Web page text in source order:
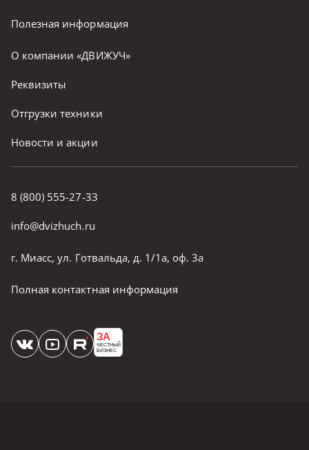
8 (800) 555-27-33
info@dvizhuch.ru
г. Миасс, ул. Готвальда, д. 1/1а, оф. 3а
Полная контактная информация
ЗА
ЧЕСТНЫЙ
БИЗНЕС
Полезная информация
О компании «ДВИЖУЧ»
Реквизиты
Отгрузки техники
Новости и акции